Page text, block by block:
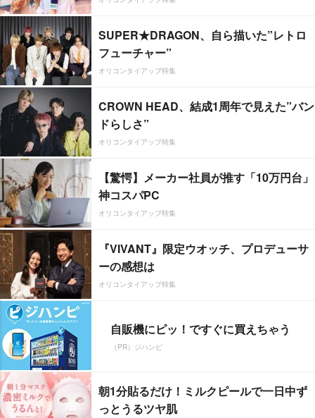
SUPER★DRAGON、自ら描いた”レトロ
フューチャー”
オリコンタイアップ特集
CROWN HEAD、結成1周年で見えた”バン
ドらしさ”
オリコンタイアップ特集
【驚愕】メーカー社員が推す「10万円台」
神コスパPC
オリコンタイアップ特集
『VIVANT』限定ウオッチ、プロデューサ
ーの感想は
オリコンタイアップ特集
自販機にピッ！ですぐに買えちゃう
（PR）ジハンピ
朝1分貼るだけ！ミルクピールで一日中ず
っとうるツヤ肌